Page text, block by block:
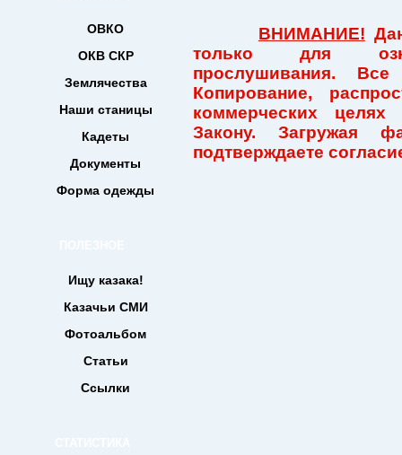
ОВКО
ОКВ СКР
Землячества
Наши станицы
Кадеты
Документы
Форма одежды
Ищу казака!
Казачьи СМИ
Фотоальбом
Статьи
Ссылки
ВНИМАНИЕ!
только для
прослушивания.
Копирование,
коммерческих
Закону. Загружая
подтверждаете